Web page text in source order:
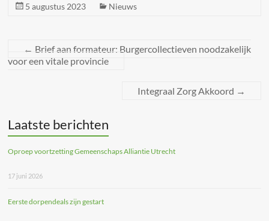
5 augustus 2023 Nieuws
← Brief aan formateur: Burgercollectieven noodzakelijk
voor een vitale provincie
Integraal Zorg Akkoord →
Laatste berichten
Oproep voortzetting Gemeenschaps Alliantie Utrecht
17 juni 2026
Eerste dorpendeals zijn gestart